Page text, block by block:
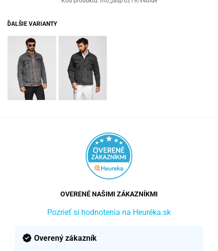
ĎALŠIE VARIANTY
OVERENÉ NAŠIMI ZÁKAZNÍKMI
Pozrieť si hodnotenia na Heuréka.sk
Overený zákazník